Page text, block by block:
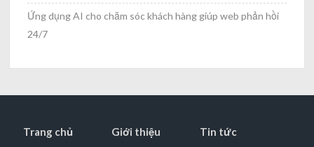
Ứng dụng AI cho chăm sóc khách hàng giúp web phản hồi
24/7
Trang chủ Giới thiệu Tin tức